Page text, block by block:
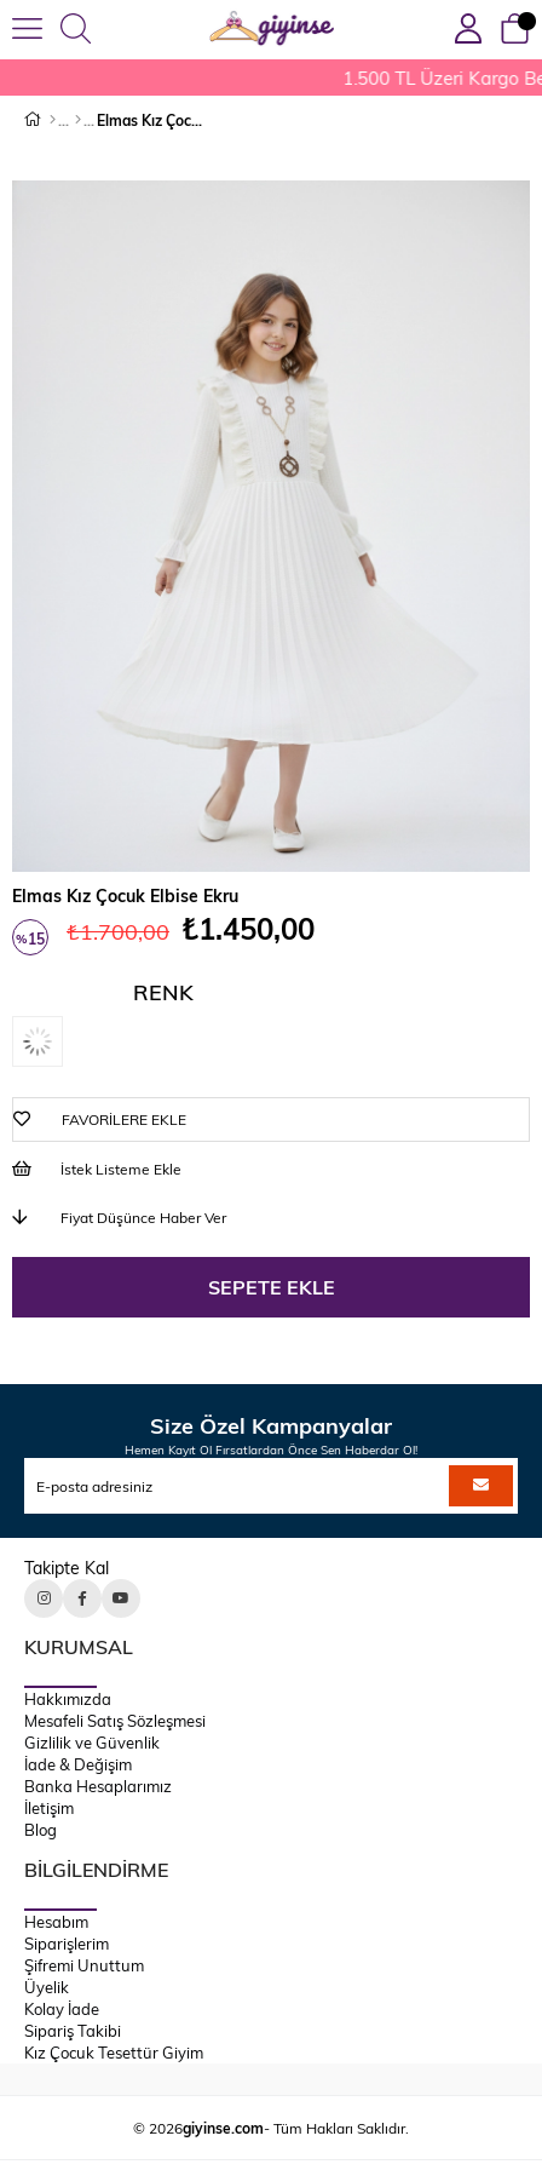
1.500 TL Üzeri Kargo
Elmas Kız Çocuk Elbise Ekru
Elmas Kız Çocuk Elbise Ekru
%15 ₺1.700,00 ₺1.450,00
RENK
FAVORILERE EKLE
İstek Listeme Ekle
Fiyat Düşünce Haber Ver
Size Özel Kampanyalar
Hemen Kayıt Ol Fırsatlardan Önce Sen Haberdar Ol!
Takipte Kal
KURUMSAL
Hakkımızda
Mesafeli Satış Sözleşmesi
Gizlilik ve Güvenlik
İade & Değişim
Banka Hesaplarımız
İletişim
Blog
BİLGİLENDİRME
Hesabım
Siparişlerim
Şifremi Unuttum
Üyelik
Kolay İade
Sipariş Takibi
Kız Çocuk Tesettür Giyim
© 2026giyinse.com- Tüm Hakları Saklıdır.